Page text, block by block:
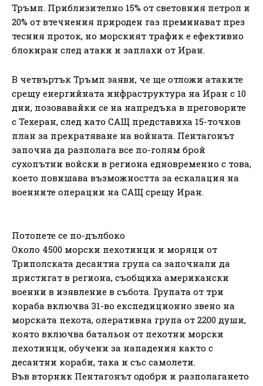
Тръмп. Приблизително 15% от световния петрол и
20% от втечнения природен газ преминават през
тесния проток, но морският трафик е ефективно
блокиран след атаки и заплахи от Иран.
В четвъртък Тръмп заяви, че ще отложи атаките
срещу енергийната инфраструктура на Иран с 10
дни, позовавайки се на напредъка в преговорите
с Техеран, след като САЩ представиха 15-точков
план за прекратяване на войната. Пентагонът
започна да разполага все по-голям брой
сухопътни войски в региона едновременно с това,
което повишава възможността за ескалация на
военните операции на САЩ срещу Иран.
Потопете се по-дълбоко
Около 4500 морски пехотинци и моряци от
Триполската десантна група са започнали да
пристигат в региона, съобщиха американски
военни в изявление в събота. Групата от три
кораба включва 31-во експедиционно звено на
морската пехота, оперативна група от 2200 души,
която включва батальон от пехотни морски
пехотинци, обучени за нападения както с
десантни кораби, така и със самолети.
Във вторник Пентагонът одобри и разполагането